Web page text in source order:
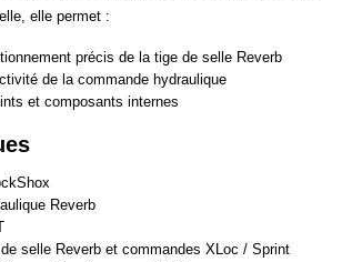
elle permet :
précis de la tige de selle Reverb
de la commande hydraulique
et composants internes
Reverb
selle Reverb et commandes XLoc / Sprint